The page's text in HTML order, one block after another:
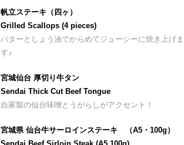
帆立ステーキ（四ヶ）
Grilled Scallops (4 pieces)
バターとしょう油でからめてジューシーに焼き上げま
す♪
宮城仙台 厚切り牛タン
Sendai Thick Cut Beef Tongue
自家製の仙台味噌とうがらしがアクセント！
宮城県 仙台牛サーロインステーキ （A5・100g）